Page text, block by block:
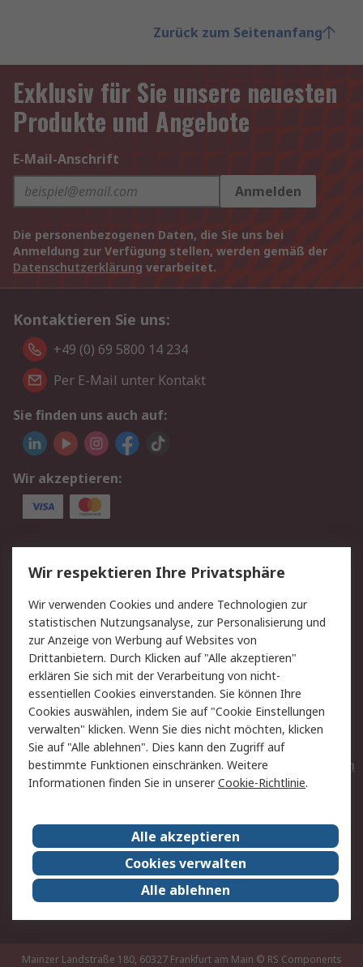
Zurück zum Seitenanfang
Exklusiv für Sie unsere neuesten
Produkte und Angebote
E-Mail-Anschrift
Anmelden
Die personenbezogenen Daten, die Sie uns bei
Anmeldung zur Verfügung stellen, werden gemäß der
Datenschutzerklärung verarbeitet.
Kontaktieren Sie uns:
+49 (0) 69 5800 14 234
Per E-Mail unter Kontakt
Sie finden uns auch auf:
Wir akzeptieren:
Service
Value Added Services
Lieferlösungen
Rücksendungen
Kontakt
Hilfe
Privatkunden
Rechtliches
AGB
Datenschutz
Cookie-Richtlinie
Zahlungsbedingungen
Copyright/Impressum
Entsorgung
Elektrogeräte/Batterien
RS weltweit
Karriere bei RS
Nachhaltigkeit
Qualität/Umwelt/ZertifikatePresse-Center
Event-Center
Mainzer Landstraße 180, 60327 Frankfurt am Main © RS Components
Wir respektieren Ihre Privatsphäre
Wir verwenden Cookies und andere Technologien zur
statistischen Nutzungsanalyse, zur Personalisierung und
zur Anzeige von Werbung auf Websites von
Drittanbietern. Durch Klicken auf "Alle akzeptieren"
erklären Sie sich mit der Verarbeitung von nicht-
essentiellen Cookies einverstanden. Sie können Ihre
Cookies auswählen, indem Sie auf "Cookie Einstellungen
verwalten" klicken. Wenn Sie dies nicht möchten, klicken
Sie auf "Alle ablehnen". Dies kann den Zugriff auf
bestimmte Funktionen einschränken. Weitere
Informationen finden Sie in unsererCookie-Richtlinie.
Alle akzeptieren
Cookies verwalten
Alle ablehnen